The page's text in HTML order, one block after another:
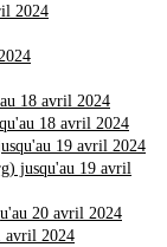
2024
18 avril 2024
18 avril 2024
19 avril 2024
jusqu'au 19 avril
20 avril 2024
avril 2024